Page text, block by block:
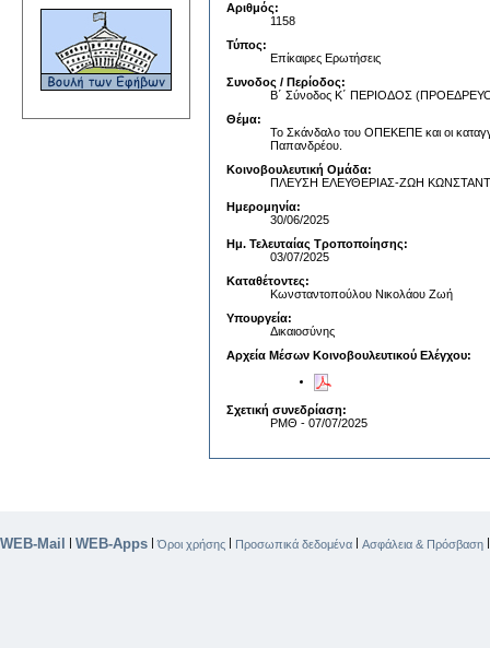
Αριθμός:
1158
Τύπος:
Επίκαιρες Ερωτήσεις
Συνοδος / Περίοδος:
Β΄ Σύνοδος Κ΄ ΠΕΡΙΟΔΟΣ
Θέμα:
Το Σκάνδαλο του ΟΠΕΚΕΠΕ και οι
Παπανδρέου.
Κοινοβουλευτική Ομάδα:
ΠΛΕΥΣΗ ΕΛΕΥΘΕΡΙΑΣ-ΖΩΗ
Ημερομηνία:
30/06/2025
Ημ. Τελευταίας Τροποποίησης:
03/07/2025
Καταθέτοντες:
Κωνσταντοπούλου Νικολάου Ζωή
Υπουργεία:
Δικαιοσύνης
Αρχεία Μέσων Κοινοβουλευτικού Ελέγχου:
Σχετική συνεδρίαση:
ΡΜΘ - 07/07/2025
WEB-Mail WEB-Apps |Όροι χρήσης Προσωπικά δεδομένα Ασφάλεια & Πρόσβαση